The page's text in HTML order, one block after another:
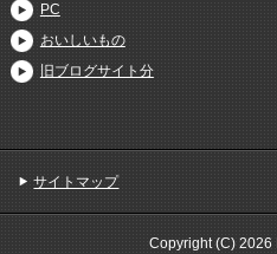
PC
おいしいもの
旧ブログサイト分
サイトマップ
Copyright (C) 2026